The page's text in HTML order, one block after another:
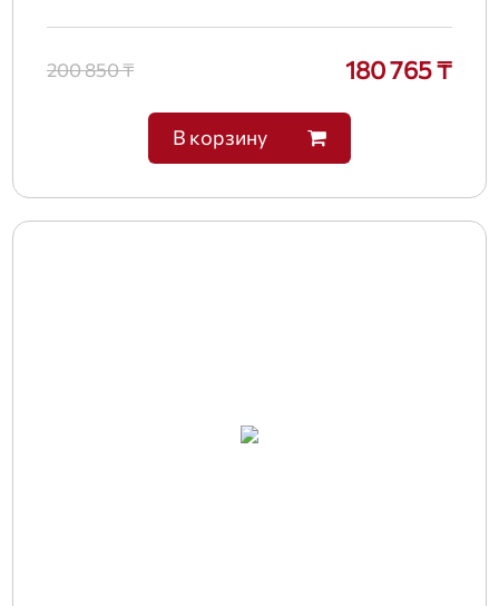
200 850 ₸ 180 765 ₸
В корзину